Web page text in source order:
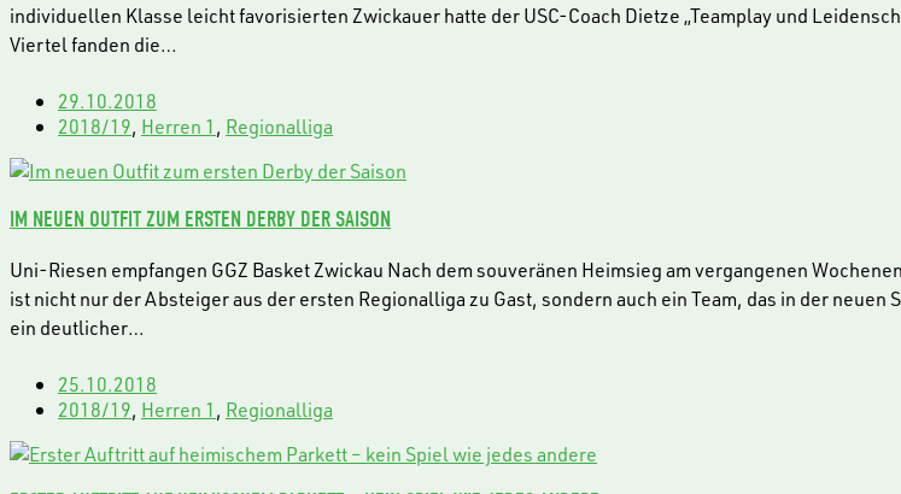
individuellen Klasse leicht favorisierten Zwickauer hatte der USC-Coach Dietze „Teamplay und
Viertel fanden die…
29.10.2018
2018/19, Herren 1, Regionalliga
IM NEUEN OUTFIT ZUM ERSTEN DERBY DER SAISON
Uni-Riesen empfangen GGZ Basket Zwickau Nach dem souveränen Heimsieg am vergangenen
ist nicht nur der Absteiger aus der ersten Regionalliga zu Gast, sondern auch ein Team, das in der
ein deutlicher…
25.10.2018
2018/19, Herren 1, Regionalliga